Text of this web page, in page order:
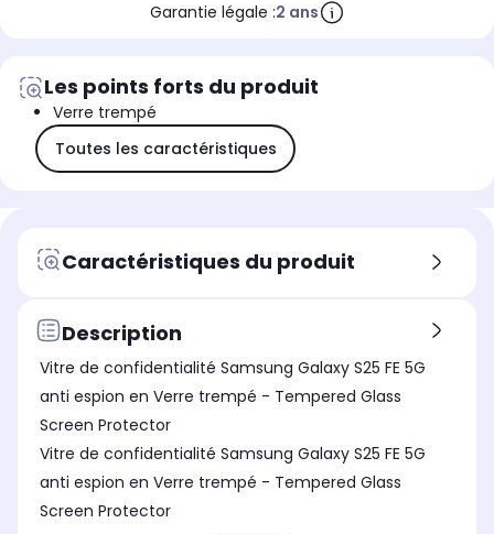
Garantie légale :2 ans
Les points forts du produit
Verre trempé
Toutes les caractéristiques
Caractéristiques du produit
Description
Vitre de confidentialité Samsung Galaxy S25 FE 5G
anti espion en Verre trempé - Tempered Glass
Screen Protector
Vitre de confidentialité Samsung Galaxy S25 FE 5G
anti espion en Verre trempé - Tempered Glass
Screen Protector